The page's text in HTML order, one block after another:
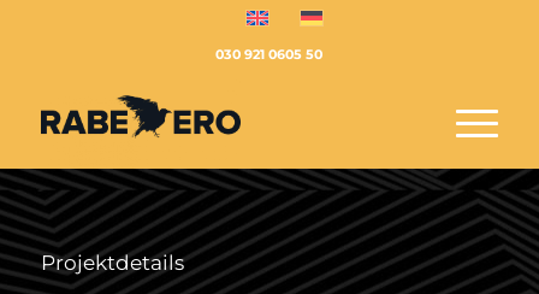
030 921 0605 50
Projektdetails